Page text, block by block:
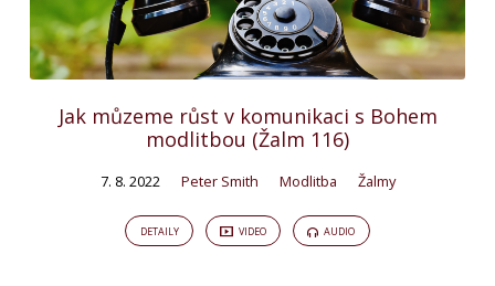
Jak můzeme růst v komunikaci s Bohem
modlitbou (Žalm 116)
7. 8. 2022 Peter Smith Modlitba Žalmy
DETAILY VIDEO AUDIO